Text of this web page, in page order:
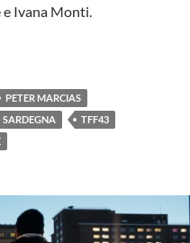
Ivana Monti.
DI PETER MARCIAS
PETER MARCIAS
SARDEGNA
TFF43